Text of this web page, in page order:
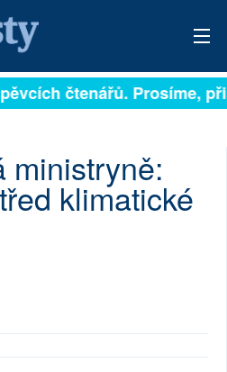
čtenářů. Prosíme,
ministryně:
klimatické